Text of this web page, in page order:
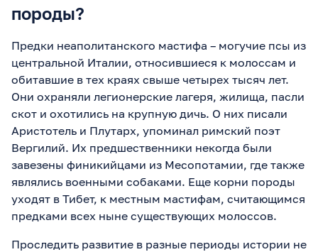
породы?
Предки неаполитанского мастифа – могучие псы из
центральной Италии, относившиеся к молоссам и
обитавшие в тех краях свыше четырех тысяч лет.
Они охраняли легионерские лагеря, жилища, пасли
скот и охотились на крупную дичь. О них писали
Аристотель и Плутарх, упоминал римский поэт
Вергилий. Их предшественники некогда были
завезены финикийцами из Месопотамии, где также
являлись военными собаками. Еще корни породы
уходят в Тибет, к местным мастифам, считающимся
предками всех ныне существующих молоссов.
Проследить развитие в разные периоды истории не